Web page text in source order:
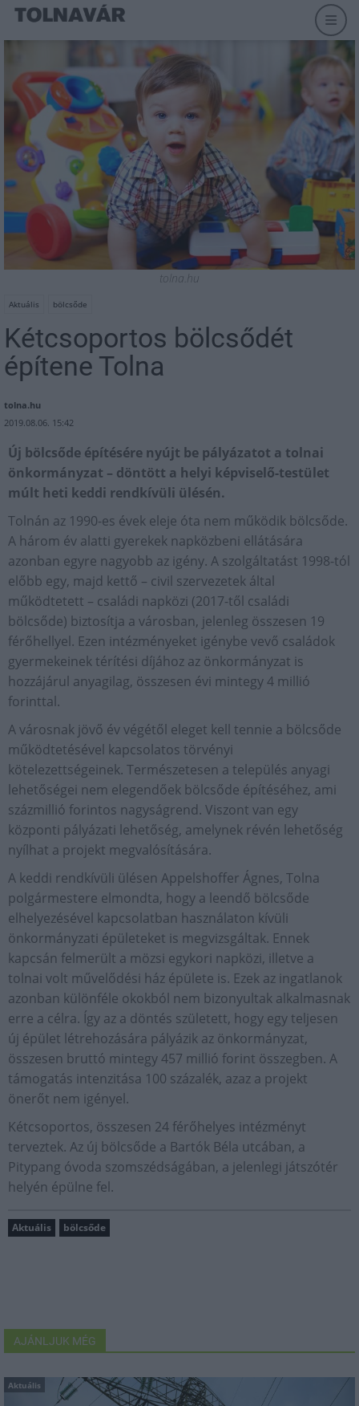
tolna.hu
Aktuális bölcsőde
Kétcsoportos bölcsődét
építene Tolna
tolna.hu
2019.08.06. 15:42
Új bölcsőde építésére nyújt be pályázatot a tolnai
önkormányzat – döntött a helyi képviselő-testület
múlt heti keddi rendkívüli ülésén.
Tolnán az 1990-es évek eleje óta nem működik bölcsőde.
A három év alatti gyerekek napközbeni ellátására
azonban egyre nagyobb az igény. A szolgáltatást 1998-tól
előbb egy, majd kettő – civil szervezetek által
működtetett – családi napközi (2017-től családi
bölcsőde) biztosítja a városban, jelenleg összesen 19
férőhellyel. Ezen intézményeket igénybe vevő családok
gyermekeinek térítési díjához az önkormányzat is
hozzájárul anyagilag, összesen évi mintegy 4 millió
forinttal.
A városnak jövő év végétől eleget kell tennie a bölcsőde
működtetésével kapcsolatos törvényi
kötelezettségeinek. Természetesen a település anyagi
lehetőségei nem elegendőek bölcsőde építéséhez, ami
százmillió forintos nagyságrend. Viszont van egy
központi pályázati lehetőség, amelynek révén lehetőség
nyílhat a projekt megvalósítására.
A keddi rendkívüli ülésen Appelshoffer Ágnes, Tolna
polgármestere elmondta, hogy a leendő bölcsőde
elhelyezésével kapcsolatban használaton kívüli
önkormányzati épületeket is megvizsgáltak. Ennek
kapcsán felmerült a mözsi egykori napközi, illetve a
tolnai volt művelődési ház épülete is. Ezek az ingatlanok
azonban különféle okokból nem bizonyultak alkalmasnak
erre a célra. Így az a döntés született, hogy egy teljesen
új épület létrehozására pályázik az önkormányzat,
összesen bruttó mintegy 457 millió forint összegben. A
támogatás intenzitása 100 százalék, azaz a projekt
önerőt nem igényel.
Kétcsoportos, összesen 24 férőhelyes intézményt
terveztek. Az új bölcsőde a Bartók Béla utcában, a
Pitypang óvoda szomszédságában, a jelenlegi játszótér
helyén épülne fel.
Aktuális bölcsőde
AJÁNLJUK MÉG
Aktuális